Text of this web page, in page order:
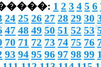
1 2 3 4 5 6
24 25 26 27 28 29 30
47 48 49 50 51 52 53
70 71 72 73 74 75 76
93 94 95 96 97 98 99